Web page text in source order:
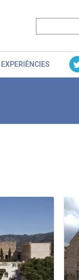
EXPERIÈNCIES